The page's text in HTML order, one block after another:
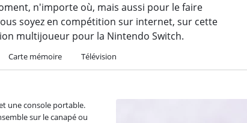
n'importe où, mais aussi pour le faire
soyez en compétition sur internet, sur cette
multijoueur pour la Nintendo Switch.
Carte mémoire Télévision
une console portable.
sur le canapé ou